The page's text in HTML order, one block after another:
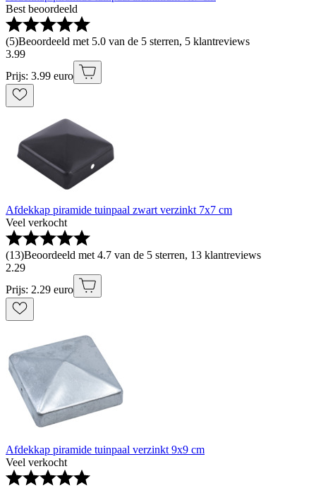
Best beoordeeld
(5)Beoordeeld met 5.0 van de 5 sterren, 5 klantreviews
3.99
Prijs: 3.99 euro
Afdekkap piramide tuinpaal zwart verzinkt 7x7 cm
Veel verkocht
(13)Beoordeeld met 4.7 van de 5 sterren, 13 klantreviews
2.29
Prijs: 2.29 euro
Afdekkap piramide tuinpaal verzinkt 9x9 cm
Veel verkocht